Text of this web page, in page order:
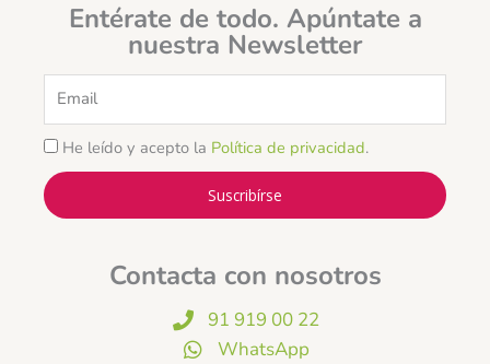
Entérate de todo. Apúntate a
nuestra Newsletter
He leído y acepto la Política de privacidad.
Suscribírse
Contacta con nosotros
91 919 00 22
WhatsApp